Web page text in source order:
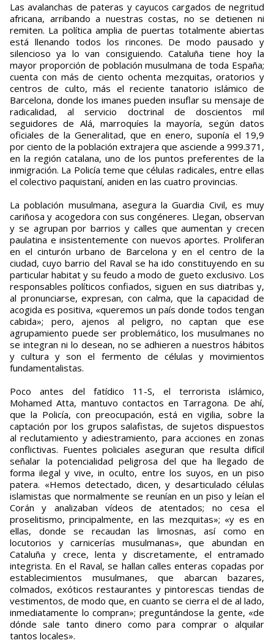
Las avalanchas de pateras y cayucos cargados de negritud
africana, arribando a nuestras costas, no se detienen ni
remiten. La política amplia de puertas totalmente abiertas
está llenando todos los rincones. De modo pausado y
silencioso ya lo van consiguiendo. Cataluña tiene hoy la
mayor proporción de población musulmana de toda España;
cuenta con más de ciento ochenta mezquitas, oratorios y
centros de culto, más el reciente tanatorio islámico de
Barcelona, donde los imanes pueden insuflar su mensaje de
radicalidad, al servicio doctrinal de doscientos mil
seguidores de Alá, marroquíes la mayoría, según datos
oficiales de la Generalitad, que en enero, suponía el 19,9
por ciento de la población extrajera que asciende a 999.371,
en la región catalana, uno de los puntos preferentes de la
inmigración. La Policía teme que células radicales, entre ellas
el colectivo paquistaní, aniden en las cuatro provincias.
La población musulmana, asegura la Guardia Civil, es muy
cariñosa y acogedora con sus congéneres. Llegan, observan
y se agrupan por barrios y calles que aumentan y crecen
paulatina e insistentemente con nuevos aportes. Proliferan
en el cinturón urbano de Barcelona y en el centro de la
ciudad, cuyo barrio del Raval se ha ido constituyendo en su
particular habitat y su feudo a modo de gueto exclusivo. Los
responsables políticos confiados, siguen en sus diatribas y,
al pronunciarse, expresan, con calma, que la capacidad de
acogida es positiva, «queremos un país donde todos tengan
cabida»; pero, ajenos al peligro, no captan que ese
agrupamiento puede ser problemático, los musulmanes no
se integran ni lo desean, no se adhieren a nuestros hábitos
y cultura y son el fermento de células y movimientos
fundamentalistas.
Poco antes del fatídico 11-S, el terrorista islámico,
Mohamed Atta, mantuvo contactos en Tarragona. De ahí,
que la Policía, con preocupación, está en vigilia, sobre la
captación por los grupos salafistas, de sujetos dispuestos
al reclutamiento y adiestramiento, para acciones en zonas
conflictivas. Fuentes policiales aseguran que resulta difícil
señalar la potencialidad peligrosa del que ha llegado de
forma ilegal y vive, in oculto, entre los suyos, en un piso
patera. «Hemos detectado, dicen, y desarticulado células
islamistas que normalmente se reunían en un piso y leían el
Corán y analizaban vídeos de atentados; no cesa el
proselitismo, principalmente, en las mezquitas»; «y es en
ellas, donde se recaudan las limosnas, así como en
locutorios y carnicerías musulmanas», que abundan en
Cataluña y crece, lenta y discretamente, el entramado
integrista. En el Raval, se hallan calles enteras copadas por
establecimientos musulmanes, que abarcan bazares,
colmados, exóticos restaurantes y pintorescas tiendas de
vestimentos, de modo que, en cuanto se cierra el de al lado,
inmediatamente lo compran»; preguntándose la gente, «de
dónde sale tanto dinero como para comprar o alquilar
tantos locales».